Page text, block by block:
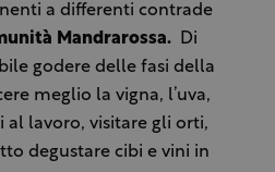
a differenti contrade
Mandrarossa.
Di
godere delle fasi della
meglio la vigna, l’uva,
al lavoro, visitare gli orti,
degustare cibi e vini in